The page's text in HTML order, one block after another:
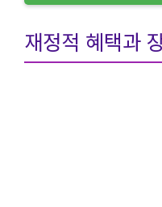
재정적 혜택과